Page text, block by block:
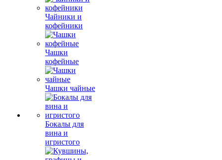
Чайники и
кофейники
Чашки
кофейные
Чашки чайные
Бокалы для
вина и
игристого